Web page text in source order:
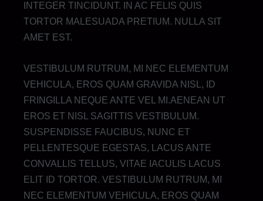
INTEGER TINCIDUNT. IN AC FELIS QUIS
TORTOR MALESUADA PRETIUM. NULLA SIT
AMET EST.
VESTIBULUM RUTRUM, MI NEC ELEMENTUM
VEHICULA, EROS QUAM GRAVIDA NISL, ID
FRINGILLA NEQUE ANTE VEL MI.AENEAN UT
EROS ET NISL SAGITTIS VESTIBULUM.
SUSPENDISSE FAUCIBUS, NUNC ET
PELLENTESQUE EGESTAS, LACUS ANTE
CONVALLIS TELLUS, VITAE IACULIS LACUS
ELIT ID TORTOR. VESTIBULUM RUTRUM, MI
NEC ELEMENTUM VEHICULA, EROS QUAM